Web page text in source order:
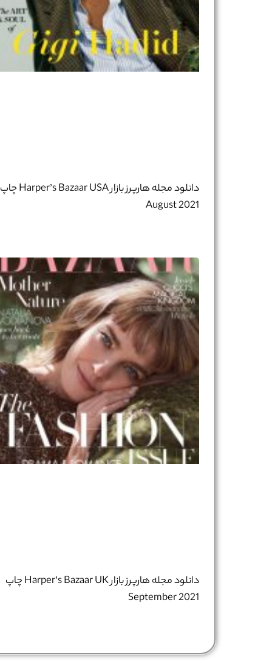
دانلود مجله هارپرز بازار Harper’s Bazaar USA چاپ
August 2021
دانلود مجله هارپرز بازار Harper’s Bazaar UK چاپ
September 2021